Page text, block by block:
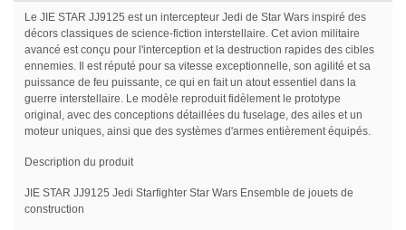
Le JIE STAR JJ9125 est un intercepteur Jedi de Star Wars inspiré des
décors classiques de science-fiction interstellaire. Cet avion militaire
avancé est conçu pour l'interception et la destruction rapides des cibles
ennemies. Il est réputé pour sa vitesse exceptionnelle, son agilité et sa
puissance de feu puissante, ce qui en fait un atout essentiel dans la
guerre interstellaire. Le modèle reproduit fidèlement le prototype
original, avec des conceptions détaillées du fuselage, des ailes et un
moteur uniques, ainsi que des systèmes d'armes entièrement équipés.
Description du produit
JIE STAR JJ9125 Jedi Starfighter Star Wars Ensemble de jouets de
construction